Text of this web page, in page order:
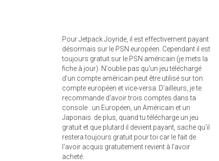
Pour Jetpack Joyride, il est effectivement payant
désormais sur le PSN européen. Cependant il est
toujours gratuit sur le PSN américain (je mets la
fiche à jour). N'oublie pas qu'un jeu téléchargé
d'un compte américain peut être utilisé sur ton
compte européen et vice-versa. D'ailleurs, je te
recommande d'avoir trois comptes dans ta
console : un Européen, un Américain et un
Japonais. de plus, quand tu télécharge un jeu
gratuit et que plutard il devient payant, sache qu'il
restera toujours gratuit pour toi car le fait de
l'avoir acquis gratuitement revient à l'avoir
acheté.